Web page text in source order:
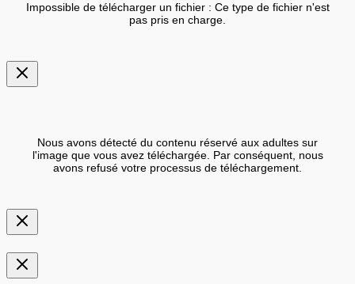
Impossible de télécharger un fichier : Ce type de fichier n'est
pas pris en charge.
Nous avons détecté du contenu réservé aux adultes sur
l'image que vous avez téléchargée. Par conséquent, nous
avons refusé votre processus de téléchargement.